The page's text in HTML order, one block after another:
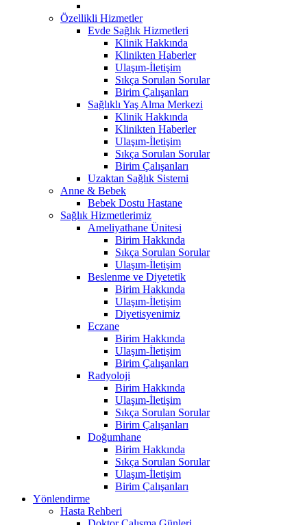
Özellikli Hizmetler
Evde Sağlık Hizmetleri
Klinik Hakkında
Klinikten Haberler
Ulaşım-İletişim
Sıkça Sorulan Sorular
Birim Çalışanları
Sağlıklı Yaş Alma Merkezi
Klinik Hakkında
Klinikten Haberler
Ulaşım-İletişim
Sıkça Sorulan Sorular
Birim Çalışanları
Uzaktan Sağlık Sistemi
Anne & Bebek
Bebek Dostu Hastane
Sağlık Hizmetlerimiz
Ameliyathane Ünitesi
Birim Hakkında
Sıkça Sorulan Sorular
Ulaşım-İletişim
Beslenme ve Diyetetik
Birim Hakkında
Ulaşım-İletişim
Diyetisyenimiz
Eczane
Birim Hakkında
Ulaşım-İletişim
Birim Çalışanları
Radyoloji
Birim Hakkında
Ulaşım-İletişim
Sıkça Sorulan Sorular
Birim Çalışanları
Doğumhane
Birim Hakkında
Sıkça Sorulan Sorular
Ulaşım-İletişim
Birim Çalışanları
Yönlendirme
Hasta Rehberi